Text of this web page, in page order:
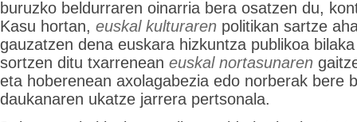
buruzko beldurraren oinarria bera osatzen du,
Kasu hortan, euskal kulturaren politikan sartze
gauzatzen dena euskara hizkuntza publikoa
sortzen ditu txarrenean euskal nortasunaren
eta hoberenean axolagabezia edo norberak bere
daukanaren ukatze jarrera pertsonala.